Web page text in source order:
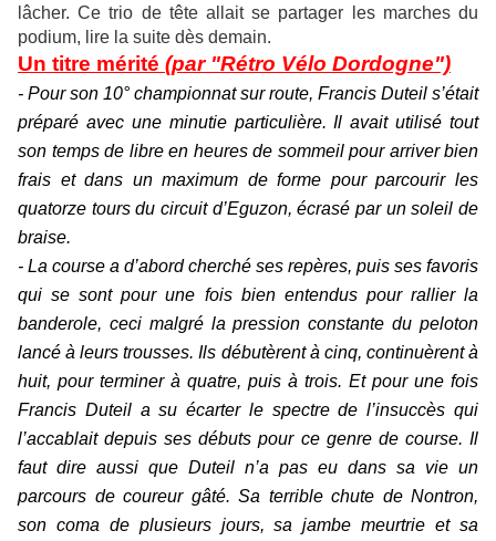
lâcher. Ce trio de tête allait se partager les marches du
podium, lire la suite dès demain.
Un titre mérité (par "Rétro Vélo Dordogne")
- Pour son 10° championnat sur route, Francis Duteil s’était
préparé avec une minutie particulière. Il avait utilisé tout
son temps de libre en heures de sommeil pour arriver bien
frais et dans un maximum de forme pour parcourir les
quatorze tours du circuit d’Eguzon, écrasé par un soleil de
braise.
- La course a d’abord cherché ses repères, puis ses favoris
qui se sont pour une fois bien entendus pour rallier la
banderole, ceci malgré la pression constante du peloton
lancé à leurs trousses. Ils débutèrent à cinq, continuèrent à
huit, pour terminer à quatre, puis à trois. Et pour une fois
Francis Duteil a su écarter le spectre de l’insuccès qui
l’accablait depuis ses débuts pour ce genre de course. Il
faut dire aussi que Duteil n’a pas eu dans sa vie un
parcours de coureur gâté. Sa terrible chute de Nontron,
son coma de plusieurs jours, sa jambe meurtrie et sa